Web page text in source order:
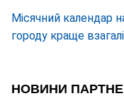
Місячний календар
городу краще